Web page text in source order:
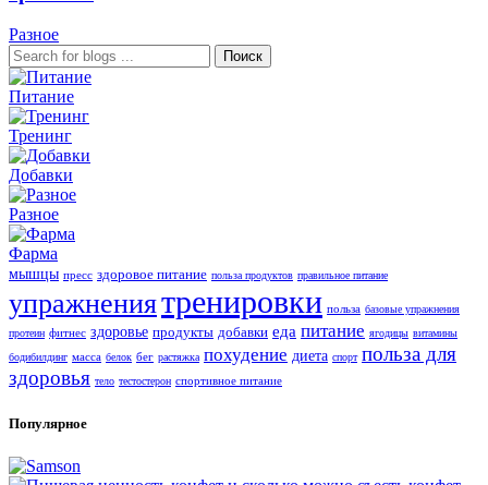
Разное
Поиск
Питание
Тренинг
Добавки
Разное
Фарма
мышцы пресс здоровое питание польза продуктов правильное питание
упражнениятренировки польза базовые упражнения
протеин фитнес здоровье продукты добавки еда питание ягодицы витамины
бодибилдинг масса белок бег растяжка похудение диета спорт польза для
здоровья тело тестостерон спортивное питание
Популярное